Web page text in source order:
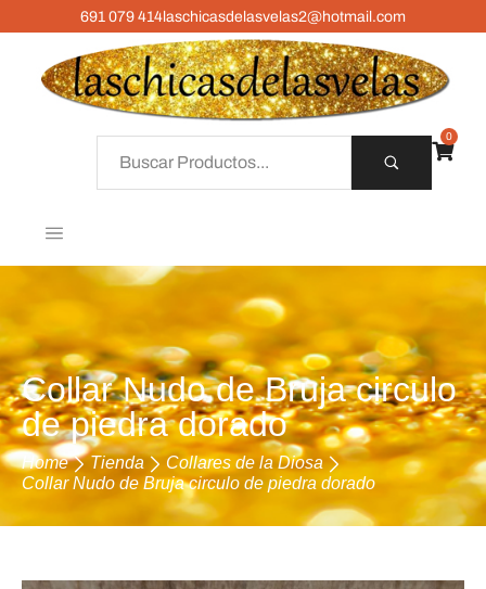
691 079 414laschicasdelasvelas2@hotmail.com
0
Collar Nudo de Bruja circulo
de piedra dorado
Home Tienda
Collares de la Diosa
Collar Nudo de Bruja circulo de piedra dorado